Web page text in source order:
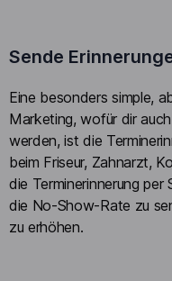
Sende
Eine besonders simple,
Marketing, wofür dir
werden, ist die
beim Friseur, Zahnarzt,
die Terminerinnerung
die No-Show-Rate zu
zu erhöhen.